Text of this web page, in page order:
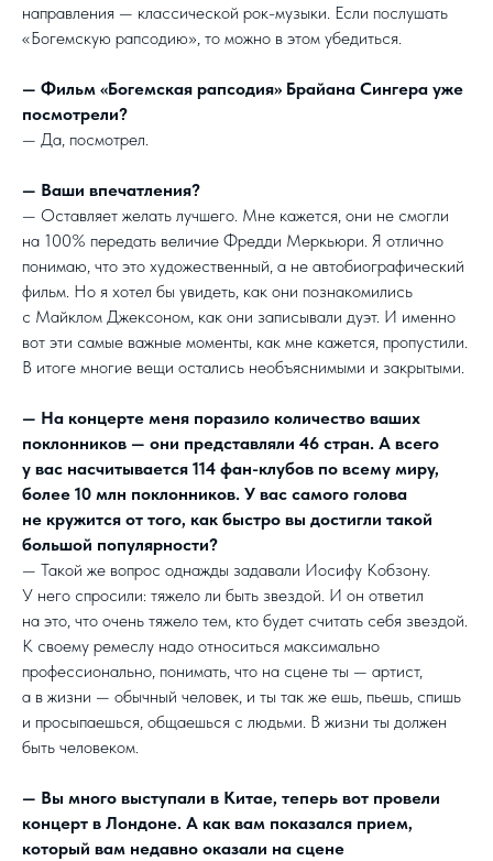
направления — классической рок-музыки. Если послушать
«Богемскую рапсодию», то можно в этом убедиться.
— Фильм «Богемская рапсодия» Брайана Сингера уже
посмотрели?
— Да, посмотрел.
— Ваши впечатления?
— Оставляет желать лучшего. Мне кажется, они не смогли
на 100% передать величие Фредди Меркьюри. Я отлично
понимаю, что это художественный, а не автобиографический
фильм. Но я хотел бы увидеть, как они познакомились
с Майклом Джексоном, как они записывали дуэт. И именно
вот эти самые важные моменты, как мне кажется, пропустили.
В итоге многие вещи остались необъяснимыми и закрытыми.
— На концерте меня поразило количество ваших
поклонников — они представляли 46 стран. А всего
у вас насчитывается 114 фан-клубов по всему миру,
более 10 млн поклонников. У вас самого голова
не кружится от того, как быстро вы достигли такой
большой популярности?
— Такой же вопрос однажды задавали Иосифу Кобзону.
У него спросили: тяжело ли быть звездой. И он ответил
на это, что очень тяжело тем, кто будет считать себя звездой.
К своему ремеслу надо относиться максимально
профессионально, понимать, что на сцене ты — артист,
а в жизни — обычный человек, и ты так же ешь, пьешь, спишь
и просыпаешься, общаешься с людьми. В жизни ты должен
быть человеком.
— Вы много выступали в Китае, теперь вот провели
концерт в Лондоне. А как вам показался прием,
который вам недавно оказали на сцене